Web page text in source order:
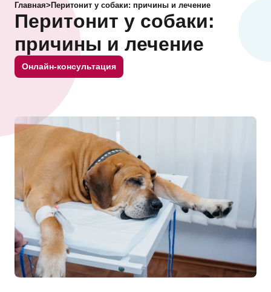
Главная> Перитонит у собаки: причины и лечение
Перитонит у собаки:
причины и лечение
Онлайн-консультация